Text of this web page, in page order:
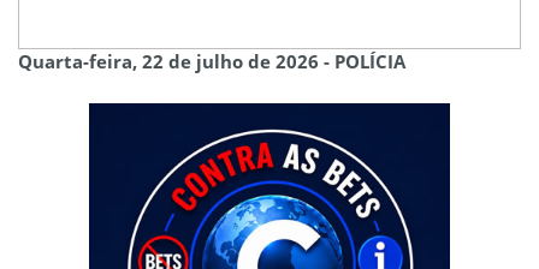
Quarta-feira, 22 de julho de 2026 - POLÍCIA